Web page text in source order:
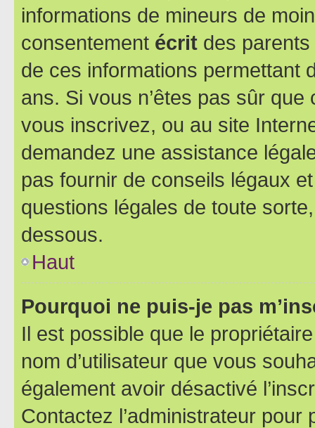
informations de mineurs de
consentement écrit des parents
de ces informations permettant
ans. Si vous n’êtes pas sûr
vous inscrivez, ou au site
demandez une assistance
pas fournir de conseils légaux
questions légales de toute
dessous.
Haut
Pourquoi ne puis-je pas
Il est possible que le
nom d’utilisateur que vous
également avoir désactivé
Contactez l’administrateur